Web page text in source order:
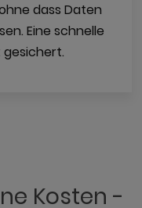
dass Daten
Eine schnelle
Kosten -